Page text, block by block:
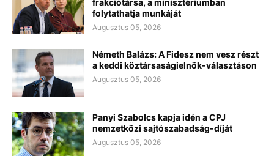
folytathatja munkáját
Augusztus 05, 2026
Németh Balázs: A Fidesz nem vesz részt
a keddi köztársaságielnök-választáson
Augusztus 05, 2026
Panyi Szabolcs kapja idén a CPJ
nemzetközi sajtószabadság-díját
Augusztus 05, 2026